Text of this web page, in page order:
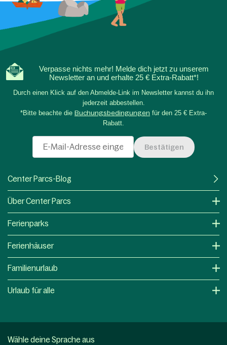
Verpasse nichts mehr! Melde dich jetzt zu unserem
Newsletter an und erhalte 25 € Extra-Rabatt*!
Durch einen Klick auf den Abmelde-Link im Newsletter kannst du ihn
jederzeit abbestellen.
*Bitte beachte die Buchungsbedingungen für den 25 € Extra-
Rabatt.
Bestätigen
Center Parcs-Blog
Über Center Parcs
Ferienparks
Ferienhäuser
Familienurlaub
Urlaub für alle
Wähle deine Sprache aus